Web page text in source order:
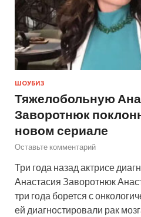
ШОУБИЗ
Тяжелобольную
Заворотнюк
новом сериале
Оставьте комментарий
Три года назад актрисе
Анастасия Заворотнюк
три года борется с
ей диагностировали рак